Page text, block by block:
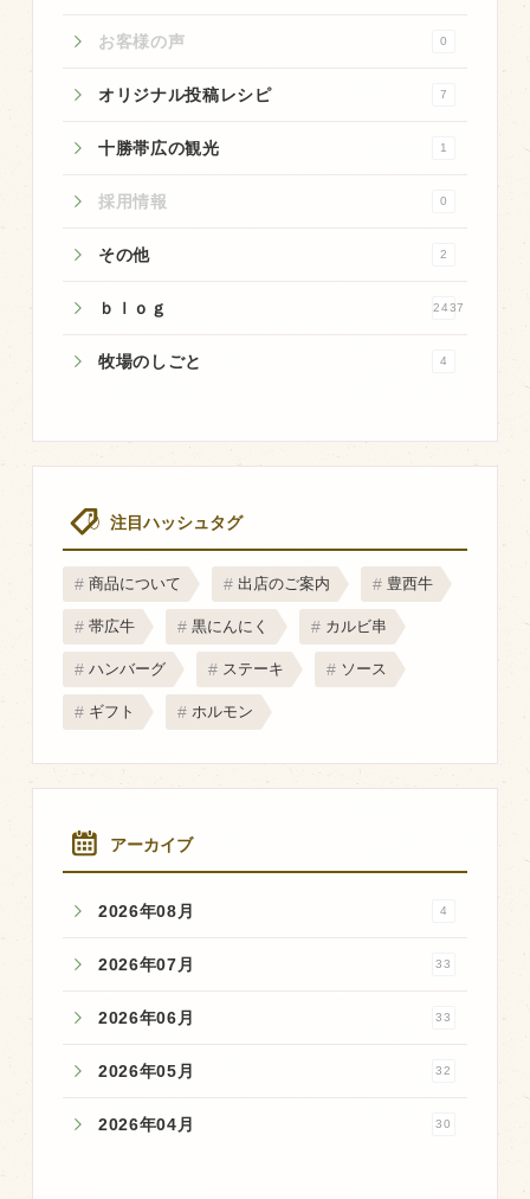
お客様の声 0
オリジナル投稿レシピ 7
十勝帯広の観光 1
採用情報 0
その他 2
ｂｌｏｇ 2437
牧場のしごと 4
注目ハッシュタグ
商品について 出店のご案内 豊西牛
帯広牛 黒にんにく カルビ串
ハンバーグ ステーキ ソース
ギフト ホルモン
アーカイブ
2026年08月 4
2026年07月 33
2026年06月 33
2026年05月 32
2026年04月 30
豊西ソース
販売店
その他
マップから探す
問い合わせ
法人のお客様
Facebook
Twitter
LINE公式アカウント
Instagram